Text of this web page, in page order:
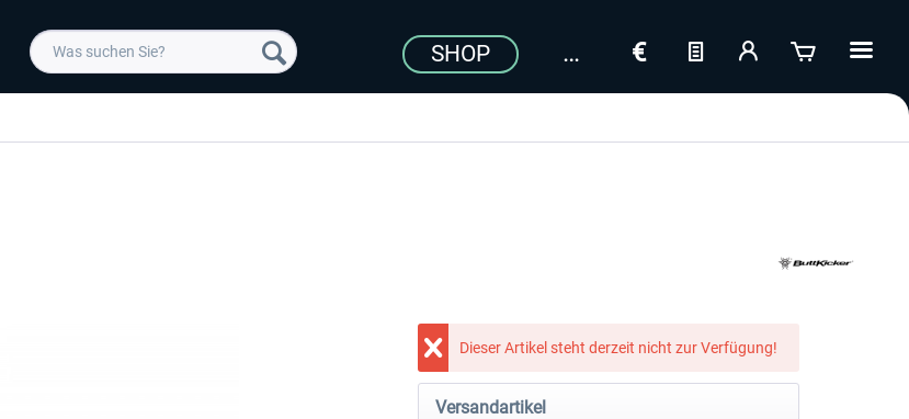
SHOP
Dieser Artikel steht derzeit nicht zur Verfügung!
Versandartikel